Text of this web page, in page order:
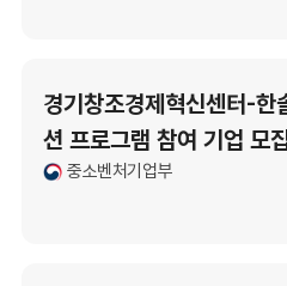
경기창조경제혁신센터-한
션 프로그램 참여 기업 모
중소벤처기업부